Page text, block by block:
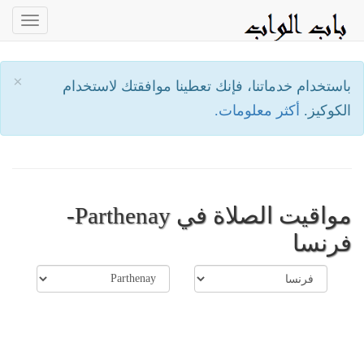
×
باستخدام خدماتنا، فإنك تعطينا موافقتك لاستخدام
الكوكيز. أكثر معلومات.
مواقيت الصلاة في Parthenay-
فرنسا